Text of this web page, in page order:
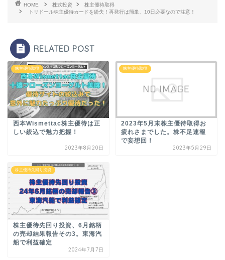
HOME 株式投資
株主優待取得
トリドール株主優待カードを紛失！再発行は簡単、10日必要なので注意！
RELATED POST
株主優待取得
西本Wismettac株主優待は正
しい絞込で魅力把握！
2023年8月20日
株主優待取得
2023年5月末株主優待取得お
疲れさまでした。株不足速報
で妄想回！
2023年5月29日
株主優待先回り投資
株主優待先回り投資、6月銘柄
の売却結果報告その3。東海汽
船で利益確定
2024年7月7日